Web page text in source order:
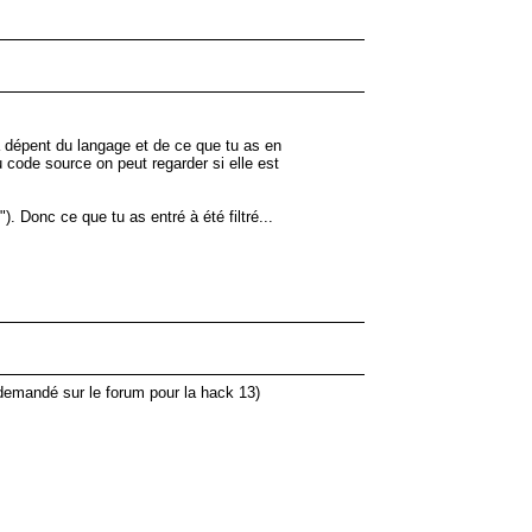
du langage et de ce que tu as en
source on peut regarder si elle est
Donc ce que tu as entré à été filtré...
sur le forum pour la hack 13)